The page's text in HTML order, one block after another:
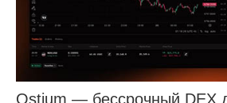
Ostium — бессрочный DEX